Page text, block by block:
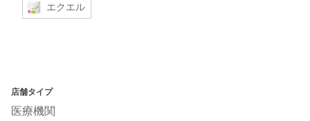
エクエル
店舗タイプ
医療機関